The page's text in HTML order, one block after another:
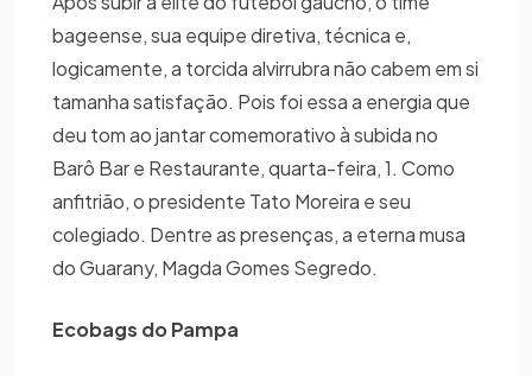
bageense, sua equipe diretiva, técnica e,
logicamente, a torcida alvirrubra não cabem em si
tamanha satisfação. Pois foi essa a energia que
deu tom ao jantar comemorativo à subida no
Barô Bar e Restaurante, quarta-feira, 1. Como
anfitrião, o presidente Tato Moreira e seu
colegiado. Dentre as presenças, a eterna musa
do Guarany, Magda Gomes Segredo.
Ecobags do Pampa